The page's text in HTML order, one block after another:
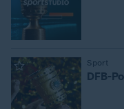
Sport
DFB-